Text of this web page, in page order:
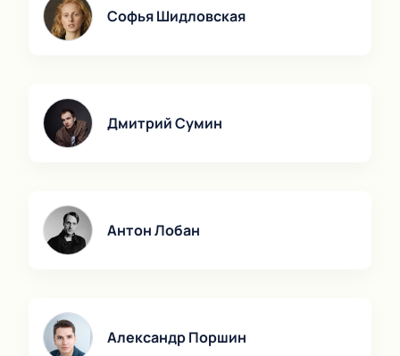
Софья Шидловская
Дмитрий Сумин
Антон Лобан
Александр Поршин